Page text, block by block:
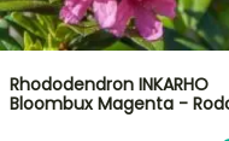
Rhododendron INKARHO
Bloombux Magenta -